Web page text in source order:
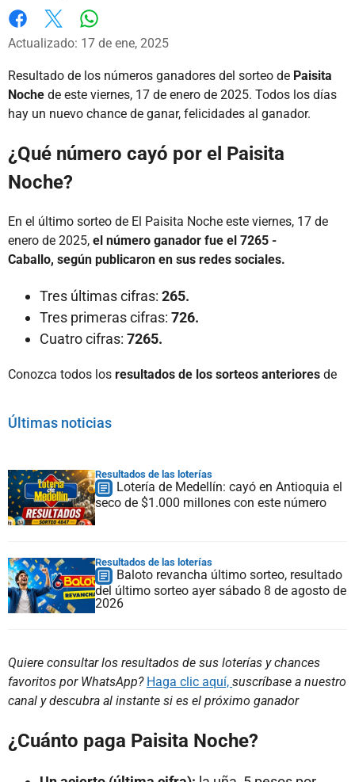
Facebook
X
Actualizado: 17 de ene, 2025
Resultado de los números ganadores del sorteo de Paisita
Noche de este viernes, 17 de enero de 2025. Todos los días
hay un nuevo chance de ganar, felicidades al ganador.
¿Qué número cayó por el Paisita
Noche?
En el último sorteo de El Paisita Noche este viernes, 17 de
enero de 2025, el número ganador fue el 7265 -
Caballo, según publicaron en sus redes sociales.
Tres últimas cifras: 265.
Tres primeras cifras: 726.
Cuatro cifras: 7265.
Conozca todos los resultados de los sorteos anteriores de
Últimas noticias
Resultados de las loterías
Lotería de Medellín: cayó en Antioquia el
seco de $1.000 millones con este número
Resultados de las loterías
Baloto revancha último sorteo, resultado
del último sorteo ayer sábado 8 de agosto de
2026
Quiere consultar los resultados de sus loterías y chances
favoritos por WhatsApp? Haga clic aquí, suscríbase a nuestro
canal y descubra al instante si es el próximo ganador
¿Cuánto paga Paisita Noche?